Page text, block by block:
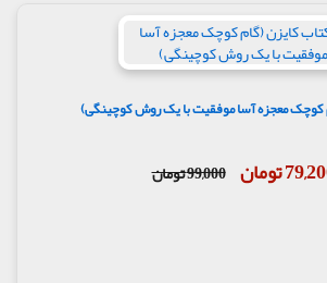
کوچک معجزه آسا موفقیت با یک روش کوچینگی)
تومان 99,000 تومان